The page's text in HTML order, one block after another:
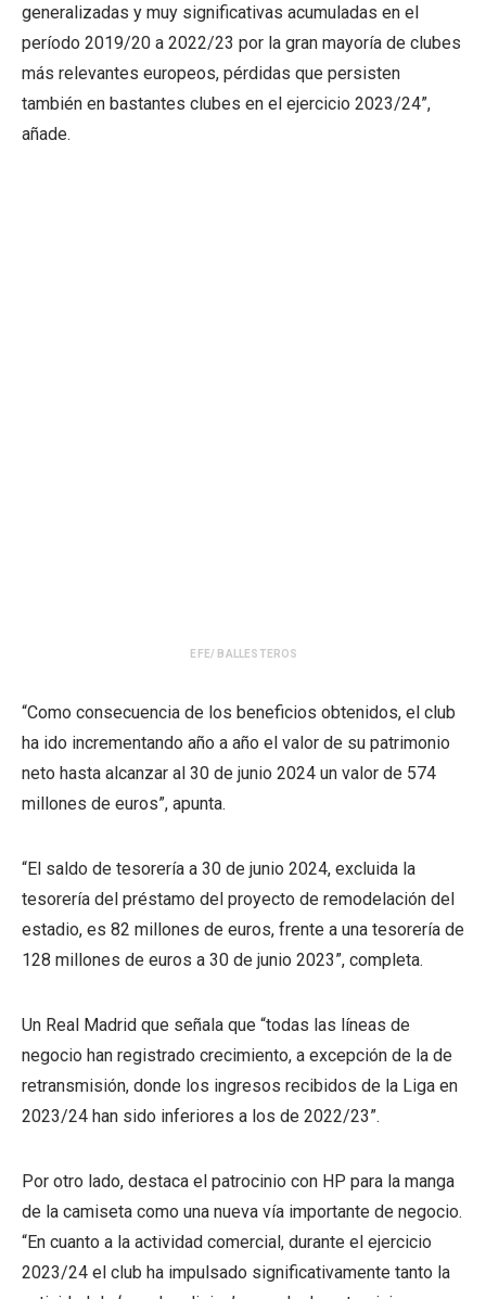
generalizadas y muy significativas acumuladas en el
período 2019/20 a 2022/23 por la gran mayoría de clubes
más relevantes europeos, pérdidas que persisten
también en bastantes clubes en el ejercicio 2023/24”,
añade.
EFE/ BALLESTEROS
“Como consecuencia de los beneficios obtenidos, el club
ha ido incrementando año a año el valor de su patrimonio
neto hasta alcanzar al 30 de junio 2024 un valor de 574
millones de euros”, apunta.
“El saldo de tesorería a 30 de junio 2024, excluida la
tesorería del préstamo del proyecto de remodelación del
estadio, es 82 millones de euros, frente a una tesorería de
128 millones de euros a 30 de junio 2023”, completa.
Un Real Madrid que señala que “todas las líneas de
negocio han registrado crecimiento, a excepción de la de
retransmisión, donde los ingresos recibidos de la Liga en
2023/24 han sido inferiores a los de 2022/23”.
Por otro lado, destaca el patrocinio con HP para la manga
de la camiseta como una nueva vía importante de negocio.
“En cuanto a la actividad comercial, durante el ejercicio
2023/24 el club ha impulsado significativamente tanto la